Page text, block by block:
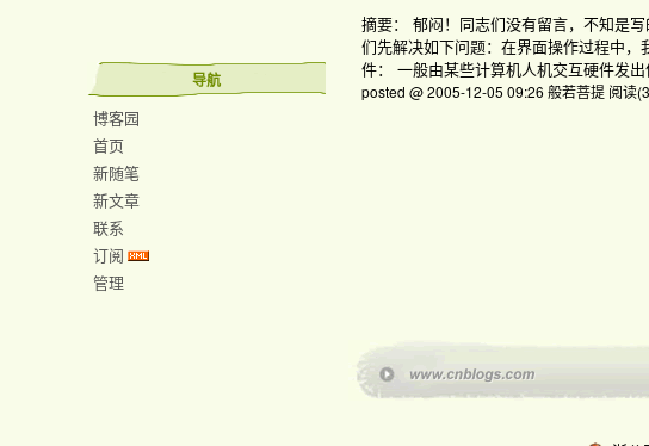
导航
博客园
首页
新随笔
新文章
联系
订阅
管理
摘要： 郁闷！同志们没有留言，不知是
们先解决如下问题：在界面操作过程中
件： 一般由某些计算机人机交互硬件发
posted @ 2005-12-05 09:26 般若菩提 阅读